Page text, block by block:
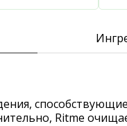
Ritme